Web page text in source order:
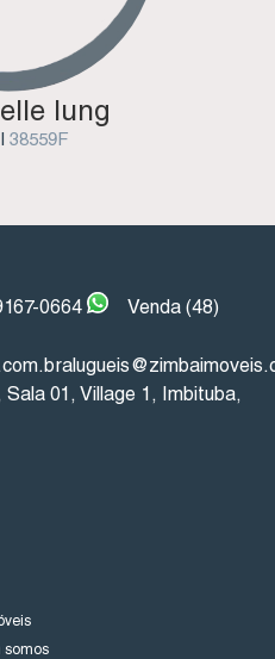
Iung
38559F
0664
Venda (48)
Sala 01, Village 1, Imbituba,
somos